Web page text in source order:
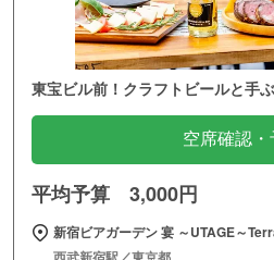
東宝ビル前！クラフトビールと手
空席確認・
平均予算 3,000円
新宿ビアガーデン 宴 ～UTAGE～